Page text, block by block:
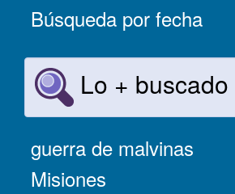
Búsqueda por fecha
Lo + buscado
guerra de malvinas
Misiones